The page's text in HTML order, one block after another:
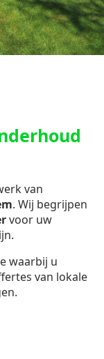
van
. Wij begrijpen
voor uw
waarbij u
van lokale